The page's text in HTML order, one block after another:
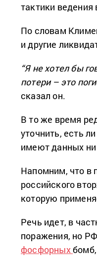
тактики ведения
По словам
и другие
“Я не хотел бы
потери – это
сказал он.
В то же время
уточнить, есть
имеют данных ни
Напомним, что в
российского
которую
Речь идет, в
поражения, но
фосфорных